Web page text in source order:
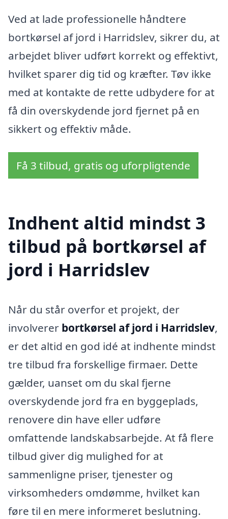
Ved at lade professionelle håndtere
bortkørsel af jord i Harridslev, sikrer du, at
arbejdet bliver udført korrekt og effektivt,
hvilket sparer dig tid og kræfter. Tøv ikke
med at kontakte de rette udbydere for at
få din overskydende jord fjernet på en
sikkert og effektiv måde.
Få 3 tilbud, gratis og uforpligtende
Indhent altid mindst 3
tilbud på bortkørsel af
jord i Harridslev
Når du står overfor et projekt, der
involverer bortkørsel af jord i Harridslev,
er det altid en god idé at indhente mindst
tre tilbud fra forskellige firmaer. Dette
gælder, uanset om du skal fjerne
overskydende jord fra en byggeplads,
renovere din have eller udføre
omfattende landskabsarbejde. At få flere
tilbud giver dig mulighed for at
sammenligne priser, tjenester og
virksomheders omdømme, hvilket kan
føre til en mere informeret beslutning.